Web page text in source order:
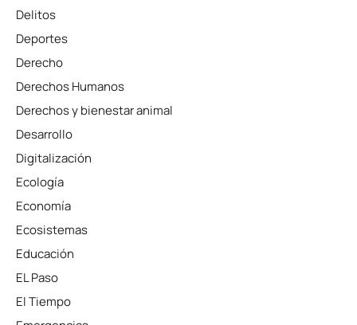
Delitos
Deportes
Derecho
Derechos Humanos
Derechos y bienestar animal
Desarrollo
Digitalización
Ecología
Economía
Ecosistemas
Educación
EL Paso
El Tiempo